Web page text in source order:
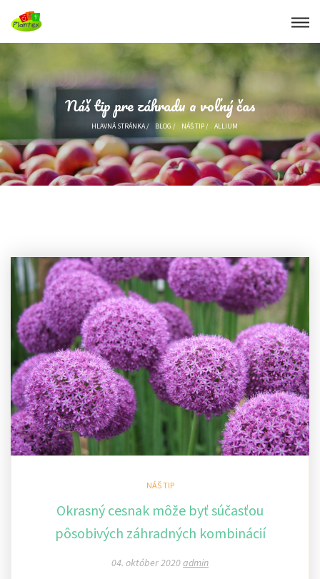
Náš tip pre záhradu a voľný čas
HLAVNÁ STRÁNKA/ BLOG / NÁŠ TIP/ ALLIUM
NÁŠ TIP
Okrasný cesnak môže byť súčasťou
pôsobivých záhradných kombinácií
04. október 2020admin